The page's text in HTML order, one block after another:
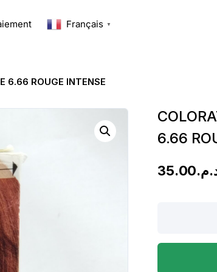
Français ▼
6.66 ROUGE INTENSE
6.66
35.00
NATURALS